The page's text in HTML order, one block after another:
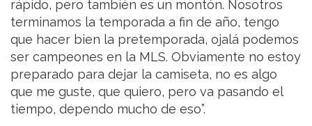
rápido, pero también es un montón. Nosotros
terminamos la temporada a fin de año, tengo
que hacer bien la pretemporada, ojalá podemos
ser campeones en la MLS. Obviamente no estoy
preparado para dejar la camiseta, no es algo
que me guste, que quiero, pero va pasando el
tiempo, dependo mucho de eso”.